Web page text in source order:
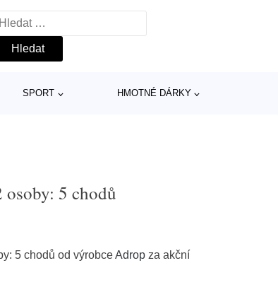
SPORT HMOTNÉ DÁRKY
osoby: 5 chodů
5 chodů od výrobceAdrop za akční